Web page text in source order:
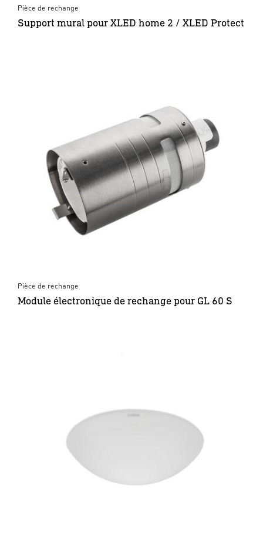
Pièce de rechange
Support mural pour XLED home 2 / XLED Protect
Pièce de rechange
Module électronique de rechange pour GL 60 S